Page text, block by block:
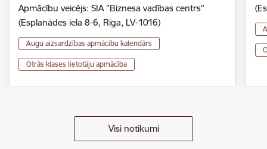
Apmācību veicējs: SIA "Biznesa vadības centrs"
(Esplanādes iela 8-6, Rīga, LV-1016)
Augu aizsardzības apmācību kalendārs
Otrās klases lietotāju apmācība
Visi notikumi